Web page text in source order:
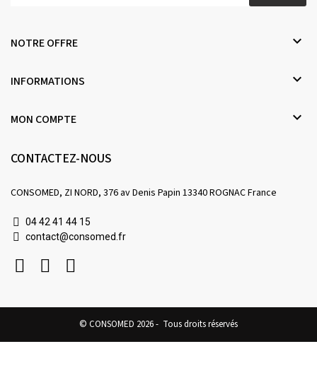
NOTRE OFFRE 
INFORMATIONS 
MON COMPTE 
CONTACTEZ-NOUS
CONSOMED, ZI NORD, 376 av Denis Papin 13340 ROGNAC France
04 42 41 44 15
contact@consomed.fr
© CONSOMED 2026 - Tous droits réservés